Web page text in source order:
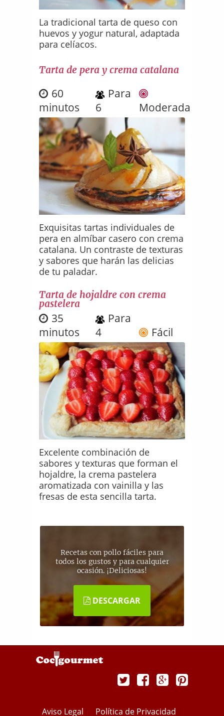
La tradicional tarta de queso con
huevos y yogur natural, adaptada
para celíacos.
Tarta de pera y crema catalana
60
minutos
Para
6
Moderada
Exquisitas tartas individuales de
pera en almíbar casero con crema
catalana. Un contraste de texturas
y sabores que harán las delicias
de tu paladar.
Tarta de hojaldre con crema
pastelera
35
minutos
Para
4
Fácil
Excelente combinación de
sabores y texturas que forman el
hojaldre, la crema pastelera
aromatizada con vainilla y las
fresas de esta sencilla tarta.
Recetas con pollo fáciles para
todos los gustos y para cualquier
ocasión. ¡Deliciosas!
DESCARGAR
Aviso Legal Política de Privacidad